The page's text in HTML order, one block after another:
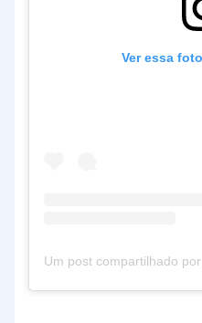
Ver essa